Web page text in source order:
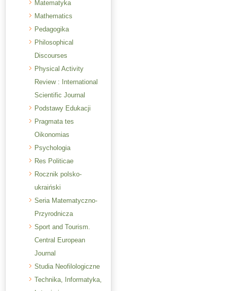
Matematyka
Mathematics
Pedagogika
Philosophical
Discourses
Physical Activity
Review : International
Scientific Journal
Podstawy Edukacji
Pragmata tes
Oikonomias
Psychologia
Res Politicae
Rocznik polsko-
ukraiński
Seria Matematyczno-
Przyrodnicza
Sport and Tourism.
Central European
Journal
Studia Neofilologiczne
Technika, Informatyka,